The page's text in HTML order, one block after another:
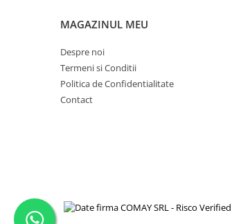
MAGAZINUL MEU
Despre noi
Termeni si Conditii
Politica de Confidentialitate
Contact